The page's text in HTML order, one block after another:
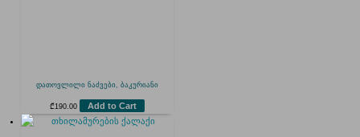
დათოვლილი ნაძვები, ბაკურიანი
₾ 190.00 Add to Cart